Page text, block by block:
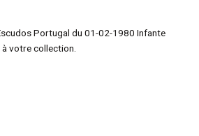
Portugal du 01-02-1980 Infante
votre collection.